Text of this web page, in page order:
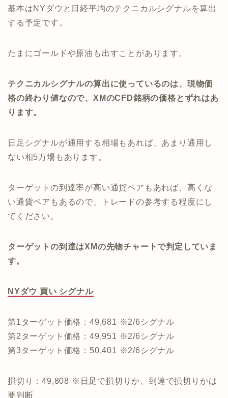
基本はNYダウと日経平均のテクニカルシグナルを算出
する予定です。
たまにゴールドや原油も出すことがあります。
テクニカルシグナルの算出に使っているのは、現物価
格の終わり値なので、XMのCFD銘柄の価格とずれはあ
ります。
日足シグナルが通用する相場もあれば、あまり通用し
ない相5万場もあります。
ターゲットの到達率が高い通貨ペアもあれば、高くな
い通貨ペアもあるので、トレードの参考する程度にし
てください。
ターゲットの到達はXMの先物チャートで判定していま
す。
NYダウ 買い シグナル
第1ターゲット価格：49,681 ※2/6シグナル
第2ターゲット価格：49,951 ※2/6シグナル
第3ターゲット価格：50,401 ※2/6シグナル
損切り：49,808 ※日足で損切りか、到達で損切りかは
要判断